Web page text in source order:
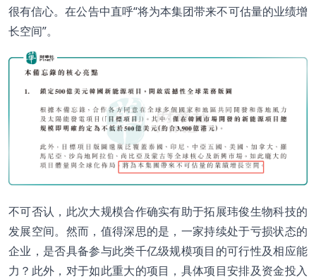
很有信心。在公告中直呼“将为本集团带来不可估量的业绩增
长空间”。
不可否认，此次大规模合作确实有助于拓展玮俊生物科技的
发展空间。然而，值得深思的是，一家持续处于亏损状态的
企业，是否具备参与此类千亿级规模项目的可行性及相应能
力？此外，对于如此重大的项目，具体项目安排及资金投入